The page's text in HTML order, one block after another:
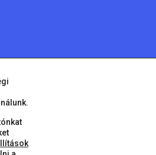
Város • Minden jog fenntartva!